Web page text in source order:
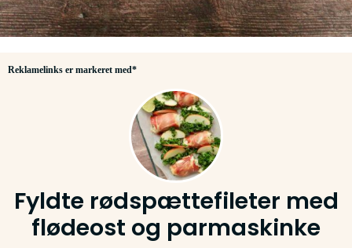
Reklamelinks er markeret med*
Fyldte rødspættefileter med
flødeost og parmaskinke